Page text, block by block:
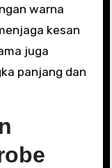
warna
kesan
juga
panjang dan